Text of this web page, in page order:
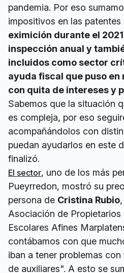
pandemia. Por eso
impositivos en las
eximición durante el
inspección anual y
incluidos como sector
ayuda fiscal que puso
con quita de intereses y
Sabemos que la situación
es compleja, por eso
acompañándolos con
puedan ayudarlos en este
finalizó.
El sector, uno de los más
Pueyrredon, mostró su
persona de Cristina Rubio
Asociación de Propietarios
Escolares Afines
contábamos con que
iban a tener problemas
de auxiliares". A esto se